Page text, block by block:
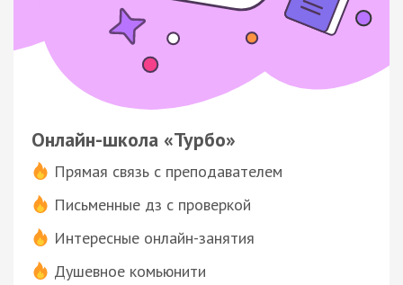
Онлайн-школа «Турбо»
Прямая связь с преподавателем
Письменные дз с проверкой
Интересные онлайн-занятия
Душевное комьюнити